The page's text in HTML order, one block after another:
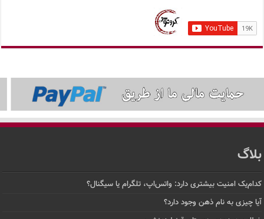
بلاگ
کدام‌یک امنیت بیشتری دارد: واتس‌اپ، تلگرام یا سیگنال؟
آیا چیزی به نام ذهن وجود دارد؟